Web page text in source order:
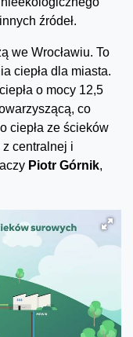
źródeł.
we Wrocławiu. To
ciepła dla miasta.
o mocy 12,5
co
ciepła ze ścieków
z centralnej i
Piotr Górnik,